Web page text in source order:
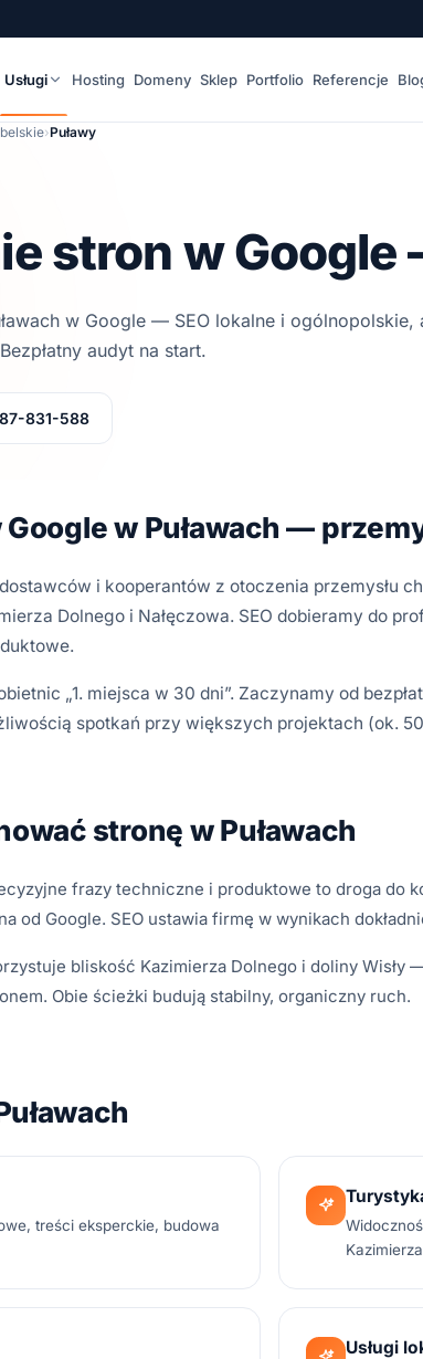
Usługi Hosting Domeny Sklep Portfolio Referencje
›Puławy
stron w Google
w Google — SEO lokalne i ogólnopolskie,
audyt na start.
831-588
w Puławach —
i kooperantów z otoczenia przemysłu
Dolnego i Nałęczowa. SEO dobieramy do
„1. miejsca w 30 dni”. Zaczynamy od
spotkań przy większych projektach (ok.
stronę w Puławach
frazy techniczne i produktowe to droga do
od Google. SEO ustawia firmę w wynikach
bliskość Kazimierza Dolnego i doliny
Obie ścieżki budują stabilny, organiczny ruch.
treści eksperckie, budowa
Usługi